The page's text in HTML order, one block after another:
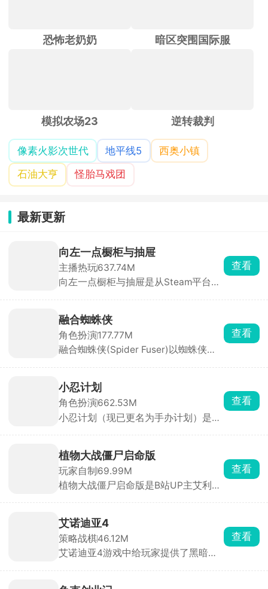
恐怖老奶奶 暗区突围国际服
模拟农场23 逆转裁判
像素火影次世代 地平线5
西奥小镇
石油大亨
怪胎马戏团
最新更新
向左一点橱柜与抽屉
主播热玩637.74M
向左一点橱柜与抽屉是从Steam平台移
暗格储物柜为主要场景，玩家需要通过
拖拽、旋转、堆叠与分类，将餐具、文
具、工具、首饰等杂物逐一归位，整理
出令人极度舒适的整齐画面。
查看
融合蜘蛛侠
角色扮演177.77M
融合蜘蛛侠(Spider Fuser)以蜘蛛侠为
身蜘蛛融合者，拥有发射蛛丝、攀爬跳
跃、粘墙疾驰等全方位蜘蛛能力，在城
市中自由穿梭于不同时空。你可以行侠
仗义打击罪犯，也可以开直播展示英雄
查看
小忍计划
角色扮演662.53M
小忍计划（现已更名为手办计划）是一
少女小忍刻画得生动形象，多样的地图
场景搭配随场景变化的音效，带来别具
一格的体验。它集养成、互动和冒险于
一体，操作简单易上手，打破传统恋爱
迅速升温，体验甜蜜恋爱。游戏还有独
特的服装系统，玩家可随心为小忍搭配
穿着，甚至亲手设计独一无二的华丽衣
服。在这里，你能沉浸式感受与虚拟角
查看
植物大战僵尸启命版
玩家自制69.99M
植物大战僵尸启命版是B站UP主艾利斯
日葵等特色植物与僵尸。游戏不仅保留
了抵御僵尸的核心玩法，更通过多样关
卡地图、新增的铲子与推车机制，极大
提升了策略性与操作性。推车可移动已
查看
艾诺迪亚4
策略战棋46.12M
艾诺迪亚4游戏中给玩家提供了黑暗骑
查看